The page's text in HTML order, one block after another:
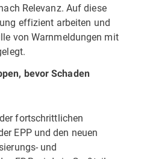
Relevanz. Auf diese
effizient arbeiten und
von Warnmeldungen mit
bevor Schaden
fortschrittlichen
EPP und den neuen
und